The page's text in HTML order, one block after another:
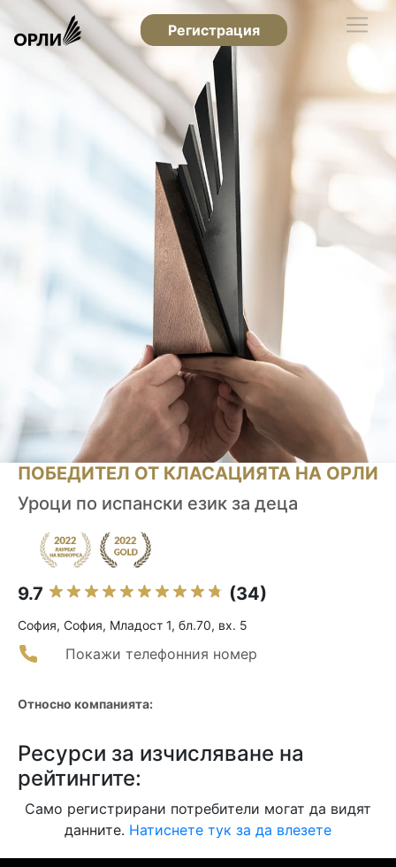
Регистрация
ПОБЕДИТЕЛ ОТ КЛАСАЦИЯТА НА ОРЛИ
Уроци по испански език за деца
9.7 (34)
София, София, Младост 1, бл.70, вх. 5
Покажи телефонния номер
Относно компанията:
Ресурси за изчисляване на
рейтингите:
Само регистрирани потребители могат да видят
данните. Натиснете тук за да влезете